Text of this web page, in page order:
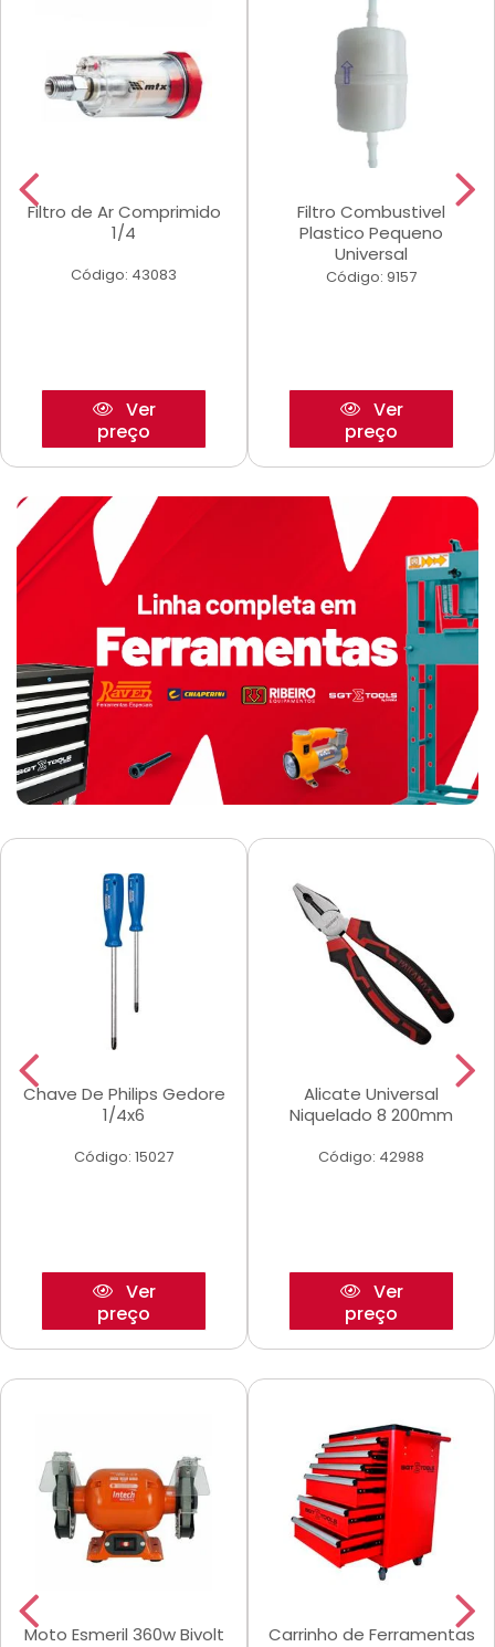
Filtro de Ar Comprimido
1/4
Código: 43083
Ver
preço
Filtro Combustivel
Plastico Pequeno
Universal
Código: 9157
Ver
preço
Chave De Philips Gedore
1/4x6
Código: 15027
Ver
preço
Alicate Universal
Niquelado 8 200mm
Código: 42988
Ver
preço
Moto Esmeril 360w Bivolt
Carrinho de Ferramentas